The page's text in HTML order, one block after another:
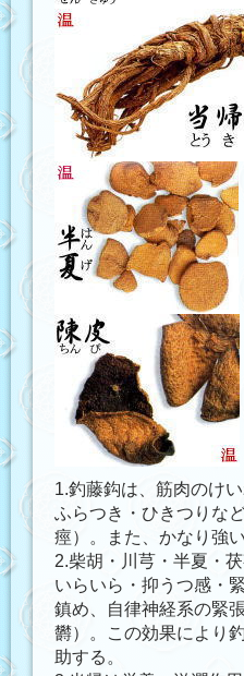
1.釣藤鈎は、筋肉のけ
ふらつき・ひきつりな
痙）。また、かなり強
2.柴胡・川芎・半夏・
いらいら・抑うつ感・
鎮め、自律神経系の緊
欝）。この効果により
助する。